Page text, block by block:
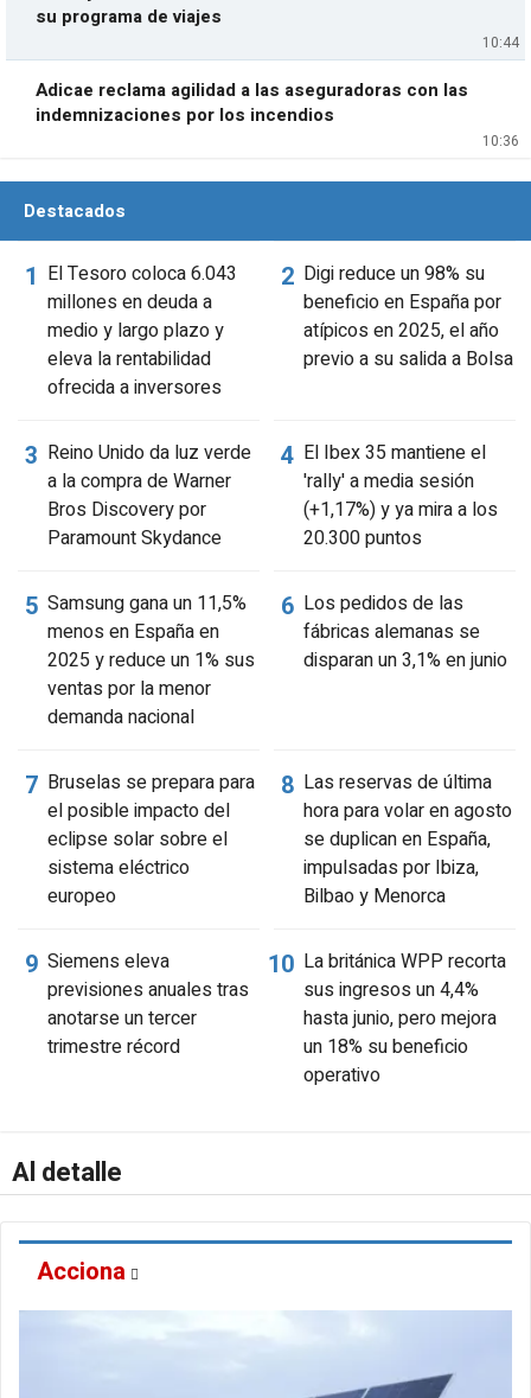
10:44
su programa de viajes
10:36
Adicae reclama agilidad a las aseguradoras con las
indemnizaciones por los incendios
Destacados
El Tesoro coloca 6.043
millones en deuda a
medio y largo plazo y
eleva la rentabilidad
ofrecida a inversores
Digi reduce un 98% su
beneficio en España por
atípicos en 2025, el año
previo a su salida a Bolsa
Reino Unido da luz verde
a la compra de Warner
Bros Discovery por
Paramount Skydance
El Ibex 35 mantiene el
'rally' a media sesión
(+1,17%) y ya mira a los
20.300 puntos
Samsung gana un 11,5%
menos en España en
2025 y reduce un 1% sus
ventas por la menor
demanda nacional
Los pedidos de las
fábricas alemanas se
disparan un 3,1% en junio
Bruselas se prepara para
el posible impacto del
eclipse solar sobre el
sistema eléctrico
europeo
Las reservas de última
hora para volar en agosto
se duplican en España,
impulsadas por Ibiza,
Bilbao y Menorca
Siemens eleva
previsiones anuales tras
anotarse un tercer
trimestre récord
La británica WPP recorta
sus ingresos un 4,4%
hasta junio, pero mejora
un 18% su beneficio
operativo
Al detalle
Acciona